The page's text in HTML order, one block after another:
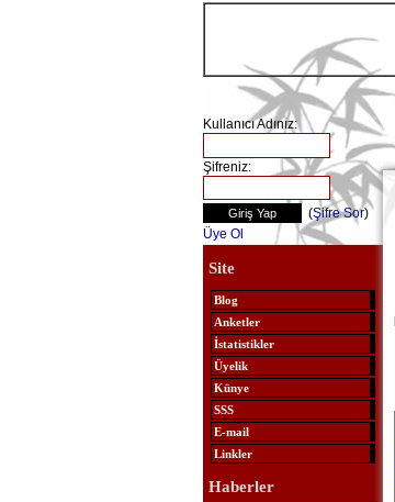
Kullanıcı Adınız:
Şifreniz:
(Şifre Sor)
Üye Ol
Site
Blog
Anketler
İstatistikler
Üyelik
Künye
SSS
E-mail
Linkler
Haberler